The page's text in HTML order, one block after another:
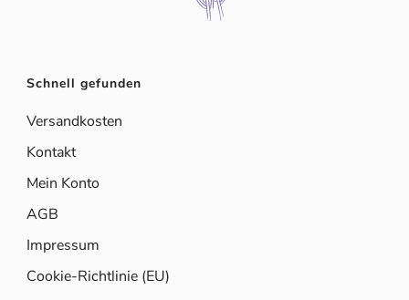
Schnell gefunden
Versandkosten
Kontakt
Mein Konto
AGB
Impressum
Cookie-Richtlinie (EU)